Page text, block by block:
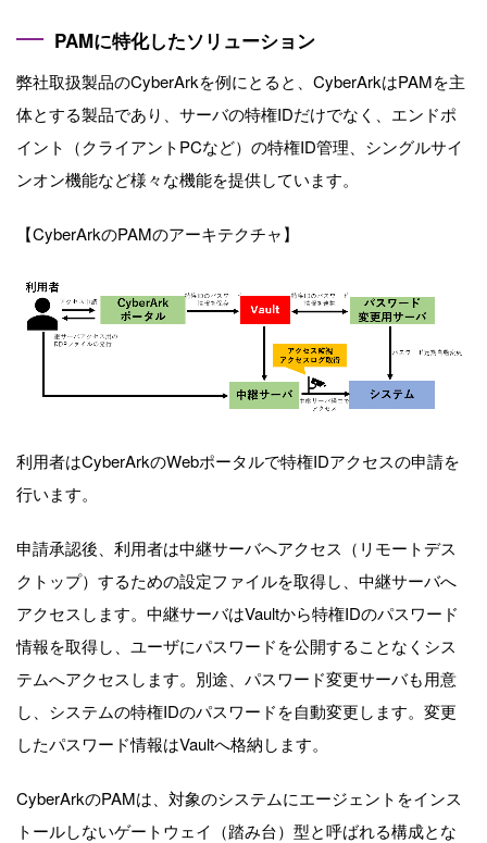
PAMに特化したソリューション
弊社取扱製品のCyberArkを例にとると、CyberArkはPAMを主
体とする製品であり、 サーバの特権IDだけでなく、エンドポ
イント（クライアントPCなど）の特権ID管理、シングルサイ
ンオン機能など様々な機能を提供しています。
【CyberArkのPAMのアーキテクチャ】
利用者はCyberArkのWebポータルで特権IDアクセスの申請を
行います。
申請承認後、利用者は中継サーバへアクセス（リモートデス
クトップ）するための設定ファイルを取得し、中継サーバへ
アクセスします。中継サーバはVaultから特権IDのパスワード
情報を取得し、ユーザにパスワードを公開することなくシス
テムへアクセスします。別途、パスワード変更サーバも用意
し、システムの特権IDのパスワードを自動変更します。変更
したパスワード情報はVaultへ格納します。
CyberArkのPAMは、対象のシステムにエージェントをインス
トールしないゲートウェイ（踏み台）型と呼ばれる構成とな